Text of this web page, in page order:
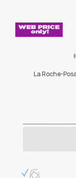
La Roche-